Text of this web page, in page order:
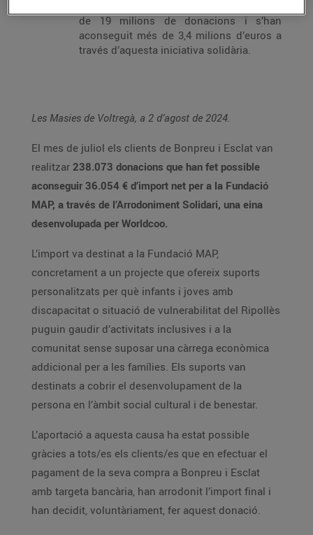
de 19 milions de donacions i s’han
aconseguit més de 3,4 milions d’euros a
través d’aquesta iniciativa solidària.
Les Masies de Voltregà, a 2 d’agost de 2024.
El mes de juliol els clients de Bonpreu i Esclat van
realitzar 238.073 donacions que han fet possible
aconseguir 36.054 € d’import net per a la Fundació
MAP, a través de l’Arrodoniment Solidari, una eina
desenvolupada per Worldcoo.
L’import va destinat a la Fundació MAP,
concretament a un projecte que ofereix suports
personalitzats per què infants i joves amb
discapacitat o situació de vulnerabilitat del Ripollès
puguin gaudir d’activitats inclusives i a la
comunitat sense suposar una càrrega econòmica
addicional per a les famílies. Els suports van
destinats a cobrir el desenvolupament de la
persona en l’àmbit social cultural i de benestar.
L’aportació a aquesta causa ha estat possible
gràcies a tots/es els clients/es que en efectuar el
pagament de la seva compra a Bonpreu i Esclat
amb targeta bancària, han arrodonit l’import final i
han decidit, voluntàriament, fer aquest donació.